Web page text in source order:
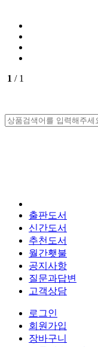
1 / 1
출판도서
신간도서
추천도서
월간횃불
공지사항
질문과답변
고객상담
로그인
회원가입
장바구니